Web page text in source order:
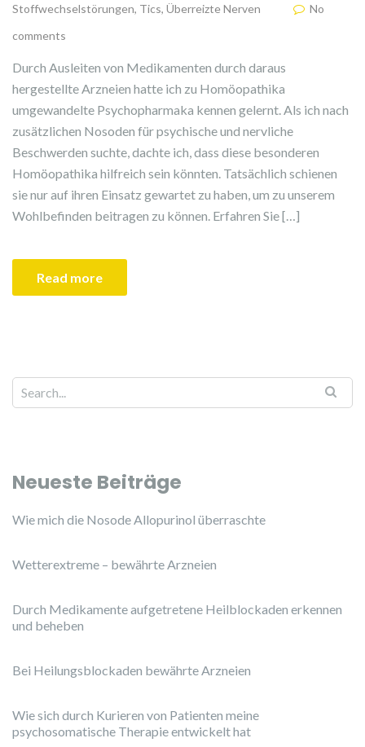
Stoffwechselstörungen, Tics, Überreizte Nerven
No
comments
Durch Ausleiten von Medikamenten durch daraus
hergestellte Arzneien hatte ich zu Homöopathika
umgewandelte Psychopharmaka kennen gelernt. Als ich nach
zusätzlichen Nosoden für psychische und nervliche
Beschwerden suchte, dachte ich, dass diese besonderen
Homöopathika hilfreich sein könnten. Tatsächlich schienen
sie nur auf ihren Einsatz gewartet zu haben, um zu unserem
Wohlbefinden beitragen zu können. Erfahren Sie […]
Read more
Search for:
Neueste Beiträge
Wie mich die Nosode Allopurinol überraschte
Wetterextreme – bewährte Arzneien
Durch Medikamente aufgetretene Heilblockaden erkennen
und beheben
Bei Heilungsblockaden bewährte Arzneien
Wie sich durch Kurieren von Patienten meine
psychosomatische Therapie entwickelt hat